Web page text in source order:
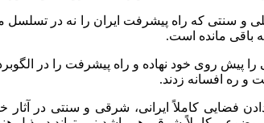
باقی مانده است.
را پیش روی خود نهاده و راه پیشرفت را در
و ره افسانه زدند.
فضایی کاملاً ایرانی، شرقی و سنتی در آثار